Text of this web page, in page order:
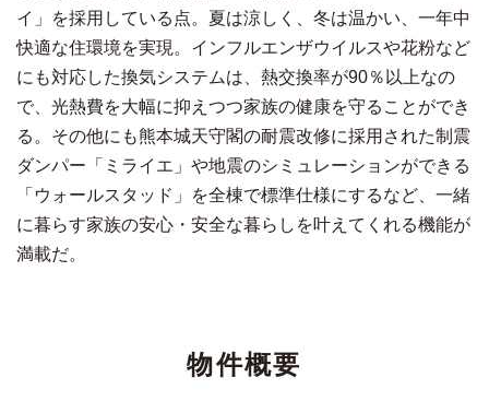
イ」を採用している点。夏は涼しく、冬は温かい、一年中
快適な住環境を実現。インフルエンザウイルスや花粉など
にも対応した換気システムは、熱交換率が90％以上なの
で、光熱費を大幅に抑えつつ家族の健康を守ることができ
る。その他にも熊本城天守閣の耐震改修に採用された制震
ダンパー「ミライエ」や地震のシミュレーションができる
「ウォールスタッド」を全棟で標準仕様にするなど、一緒
に暮らす家族の安心・安全な暮らしを叶えてくれる機能が
満載だ。
物件概要